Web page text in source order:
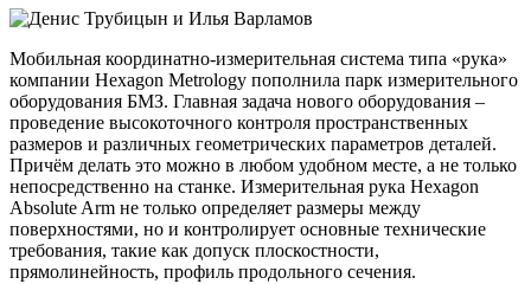
Мобильная координатно-измерительная система типа «рука»
компании Hexagon Metrology пополнила парк измерительного
оборудования БМЗ. Главная задача нового оборудования –
проведение высокоточного контроля пространственных
размеров и различных геометрических параметров деталей.
Причём делать это можно в любом удобном месте, а не только
непосредственно на станке. Измерительная рука Hexagon
Absolute Arm не только определяет размеры между
поверхностями, но и контролирует основные технические
требования, такие как допуск плоскостности,
прямолинейность, профиль продольного сечения.